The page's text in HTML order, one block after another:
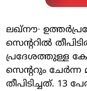
ലഖ്നൗ∙
സെന്ററിൽ
പ്രദേശത്തുള്ള
സെന്ററും ചേർന്ന
തീപിടിച്ചത്. 13